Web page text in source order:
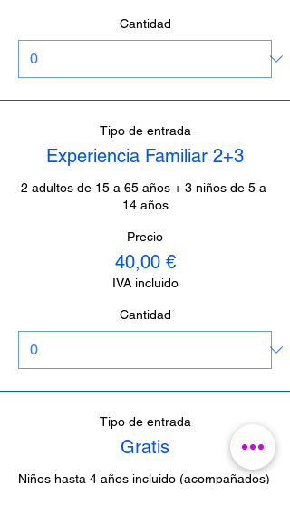
Cantidad
Tipo de entrada
Experiencia Familiar 2+3
2 adultos de 15 a 65 años + 3 niños de 5 a
14 años
Precio
40,00 €
IVA incluido
Cantidad
Tipo de entrada
Gratis
Niños hasta 4 años incluido (acompañados)